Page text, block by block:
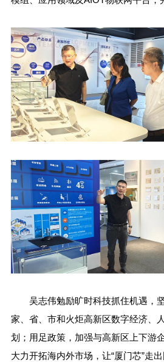
吴志伟勉励旷时科技抓住机遇，
家、省、市和火炬高新区数字经济、
划；用足政策，加强与高新区上下游
大力开拓海内外市场，让“厦门芯”走